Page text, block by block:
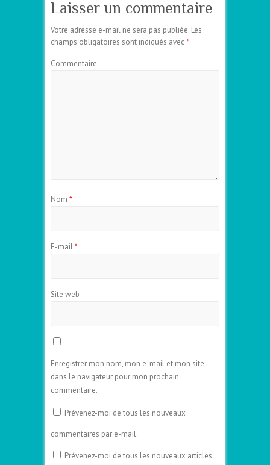
Laisser un commentaire
Votre adresse e-mail ne sera pas publiée. Les
champs obligatoires sont indiqués avec*
Commentaire
Nom *
E-mail*
Site web
Enregistrer mon nom, mon e-mail et mon site
dans le navigateur pour mon prochain
commentaire.
Prévenez-moi de tous les nouveaux
commentaires par e-mail.
Prévenez-moi de tous les nouveaux articles